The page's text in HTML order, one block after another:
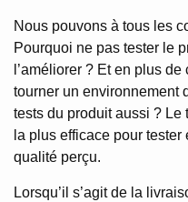
Nous pouvons à tous les
Pourquoi ne pas tester le
l’améliorer ? Et en plus
tourner un environnement
tests du produit aussi ? Le
la plus efficace pour
qualité perçu.
Lorsqu’il s’agit de la